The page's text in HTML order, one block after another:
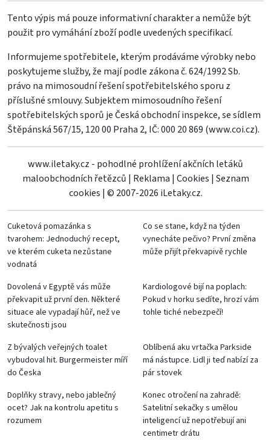
Tento výpis má pouze informativní charakter a nemůže být
použit pro vymáhání zboží podle uvedených specifikací.
Informujeme spotřebitele, kterým prodáváme výrobky nebo
poskytujeme služby, že mají podle zákona č. 624/1992 Sb.
právo na mimosoudní řešení spotřebitelského sporu z
příslušné smlouvy. Subjektem mimosoudního řešení
spotřebitelských sporů je Česká obchodní inspekce, se sídlem
Štěpánská 567/15, 120 00 Praha 2, IČ: 000 20 869 (www.coi.cz).
www.iletaky.cz - pohodlné prohlížení akčních letáků
maloobchodních řetězců | Reklama | Cookies | Seznam
cookies | © 2007-2026 iLetaky.cz.
Cuketová pomazánka s
tvarohem: Jednoduchý recept,
ve kterém cuketa nezůstane
vodnatá
Co se stane, když na týden
vynecháte pečivo? První změna
může přijít překvapivě rychle
Dovolená v Egyptě vás může
překvapit už první den. Některé
situace ale vypadají hůř, než ve
skutečnosti jsou
Kardiologové bijí na poplach:
Pokud v horku sedíte, hrozí vám
tohle tiché nebezpečí!
Z bývalých veřejných toalet
vybudoval hit. Burgermeister míří
do Česka
Oblíbená aku vrtačka Parkside
má nástupce. Lidl ji teď nabízí za
pár stovek
Doplňky stravy, nebo jablečný
ocet? Jak na kontrolu apetitu s
rozumem
Konec otročení na zahradě:
Satelitní sekačky s umělou
inteligencí už nepotřebují ani
centimetr drátu